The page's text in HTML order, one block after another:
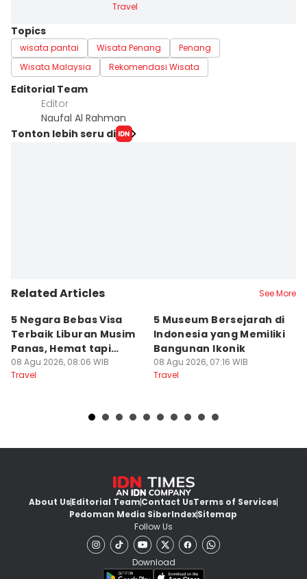
Travel
Topics
wisata pantai Wisata Penang
Penang
Wisata Malaysia
Rekomendasi Wisata
Editorial Team
Editor
Naufal Al Rahman
Tonton lebih seru di
Related Articles See More
5 Negara Bebas Visa
Terbaik Liburan Musim
Panas, Hemat tapi
Mewah!
08 Agu 2026, 08:06 WIB
Travel
5 Museum Bersejarah di
Indonesia yang Memiliki
Bangunan Ikonik
08 Agu 2026, 07:16 WIB
Travel
About UsEditorial TeamContact UsTerms of Services
Pedoman Media SiberIndexSitemap
Follow Us
Download